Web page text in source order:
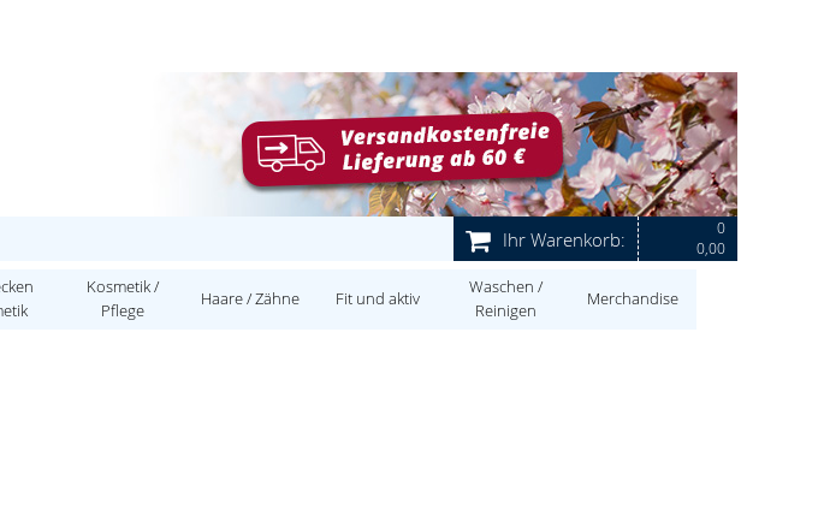
Ihr Warenkorb:
0
0,00
Kosmetik /
Pflege
Haare / Zähne Fit und aktiv
Waschen /
Reinigen
Merchandise